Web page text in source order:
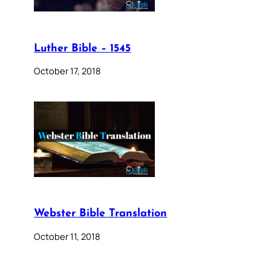
Luther Bible – 1545
October 17, 2018
Webster Bible Translation
October 11, 2018